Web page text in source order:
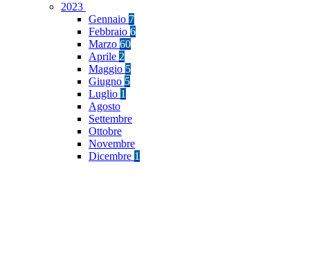
2023
Gennaio 7
Febbraio 6
Marzo 60
Aprile 2
Maggio 5
Giugno 5
Luglio 1
Agosto
Settembre
Ottobre
Novembre
Dicembre 1